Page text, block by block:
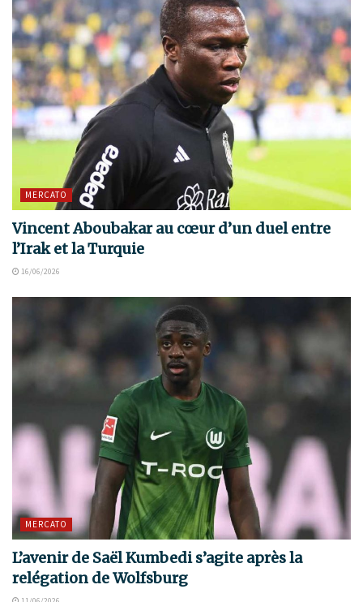
MERCATO
Vincent Aboubakar au cœur d’un duel entre
l’Irak et la Turquie
16/06/2026
MERCATO
L’avenir de Saël Kumbedi s’agite après la
relégation de Wolfsburg